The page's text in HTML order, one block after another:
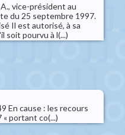
vice-président au
du 25 septembre 1997.
Il est autorisé, à sa
soit pourvu à l(...)
En cause : les recours
« portant co(...)